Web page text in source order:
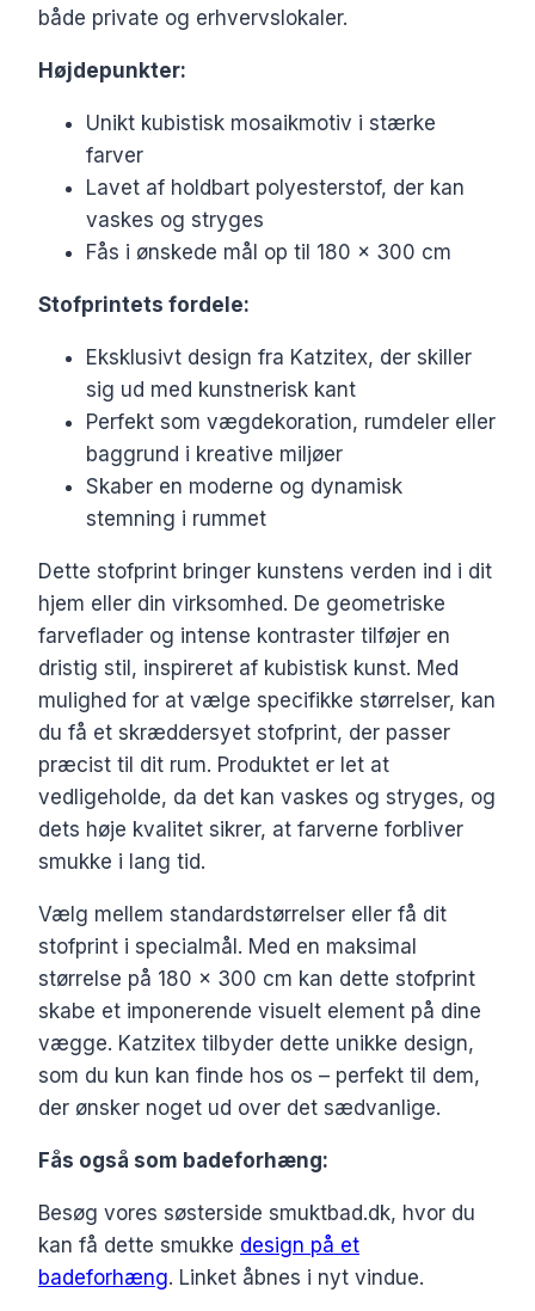
både private og erhvervslokaler.
Højdepunkter:
Unikt kubistisk mosaikmotiv i stærke
farver
Lavet af holdbart polyesterstof, der kan
vaskes og stryges
Fås i ønskede mål op til 180 x 300 cm
Stofprintets fordele:
Eksklusivt design fra Katzitex, der skiller
sig ud med kunstnerisk kant
Perfekt som vægdekoration, rumdeler eller
baggrund i kreative miljøer
Skaber en moderne og dynamisk
stemning i rummet
Dette stofprint bringer kunstens verden ind i dit
hjem eller din virksomhed. De geometriske
farveflader og intense kontraster tilføjer en
dristig stil, inspireret af kubistisk kunst. Med
mulighed for at vælge specifikke størrelser, kan
du få et skræddersyet stofprint, der passer
præcist til dit rum. Produktet er let at
vedligeholde, da det kan vaskes og stryges, og
dets høje kvalitet sikrer, at farverne forbliver
smukke i lang tid.
Vælg mellem standardstørrelser eller få dit
stofprint i specialmål. Med en maksimal
størrelse på 180 x 300 cm kan dette stofprint
skabe et imponerende visuelt element på dine
vægge. Katzitex tilbyder dette unikke design,
som du kun kan finde hos os – perfekt til dem,
der ønsker noget ud over det sædvanlige.
Fås også som badeforhæng:
Besøg vores søsterside smuktbad.dk, hvor du
kan få dette smukke design på et
badeforhæng. Linket åbnes i nyt vindue.